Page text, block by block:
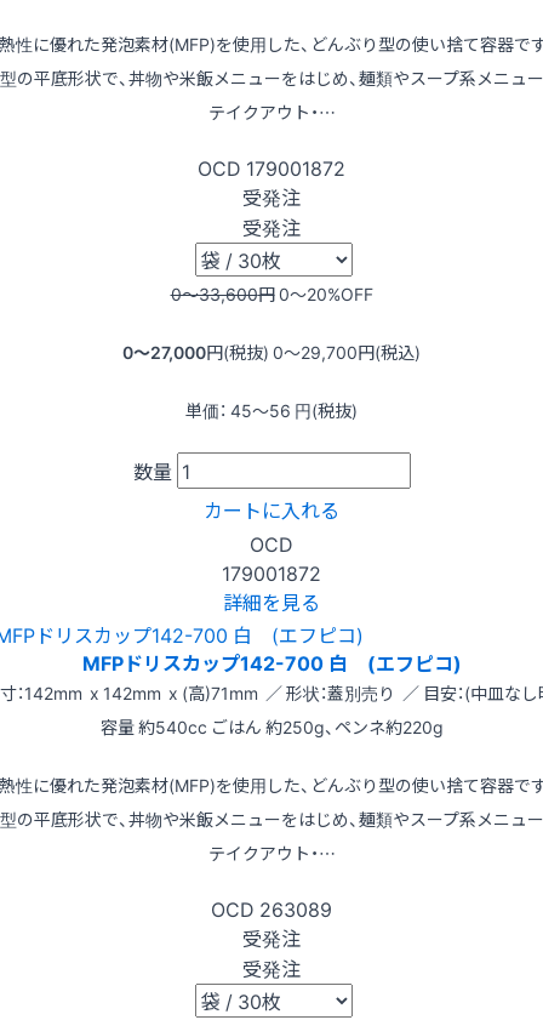
性に優れた発泡素材(MFP)を使用した、どんぶり型の使い捨て容器で
の平底形状で、丼物や米飯メニューをはじめ、麺類やスープ系メニュ
テイクアウト・…
OCD 179001872
受発注
受発注
0〜33,600円0〜20%OFF
0〜27,000円(税抜) 0〜29,700円(税込)
単価： 45〜56 円(税抜)
数量
カートに入れる
OCD
179001872
詳細を見る
MFPドリスカップ142-700 白 (エフピコ)
：142mm x 142mm x (高)71mm ／ 形状：蓋別売り ／ 目安：(中皿なし
容量 約540cc ごはん 約250g、ペンネ約220g
性に優れた発泡素材(MFP)を使用した、どんぶり型の使い捨て容器で
の平底形状で、丼物や米飯メニューをはじめ、麺類やスープ系メニュ
テイクアウト・…
OCD 263089
受発注
受発注